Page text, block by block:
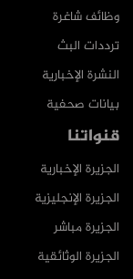
وظائف شاغرة
ترددات البث
النشرة الإخبارية
بيانات صحفية
قنواتنا
الجزيرة الإخبارية
الجزيرة الإنجليزية
الجزيرة مباشر
الجزيرة الوثائقية